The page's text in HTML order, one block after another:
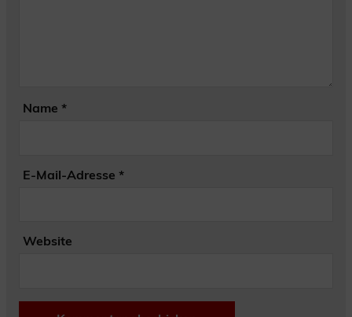
Name *
E-Mail-Adresse *
Website